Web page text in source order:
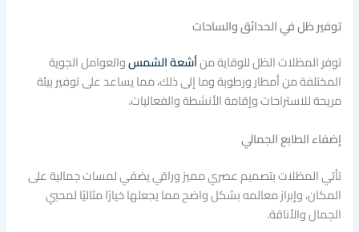
توفير ظل في الحدائق والساحات
توفر المظلات الظل للوقاية منأشعة الشمسوالعوامل الجوية
المختلفة من أمطار ورطوبة وما إلى ذلك، مما يساعد على توفير بيئة
مريحة للاستراحات وإقامة الأنشطة والفعاليات.
إضفاء الطابع الجمالي
تأتي المظلات بتصميم عصري مميز وراقي يضفي لمسات جمالية على
المكان، وإبراز معالمه بشكل واضح مما يجعلها خيارًا مثاليًا لمحبي
الجمال والأناقة.